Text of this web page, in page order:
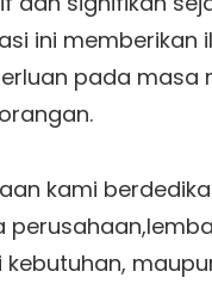
ini
pada
kami